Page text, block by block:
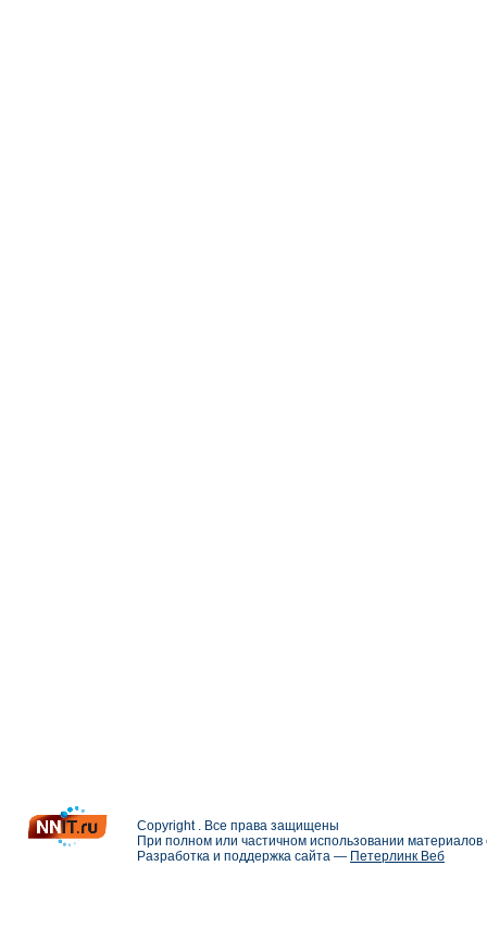
Copyright . Все права защищены
При полном или частичном использовании
Разработка и поддержка сайта — Петерлинк Веб